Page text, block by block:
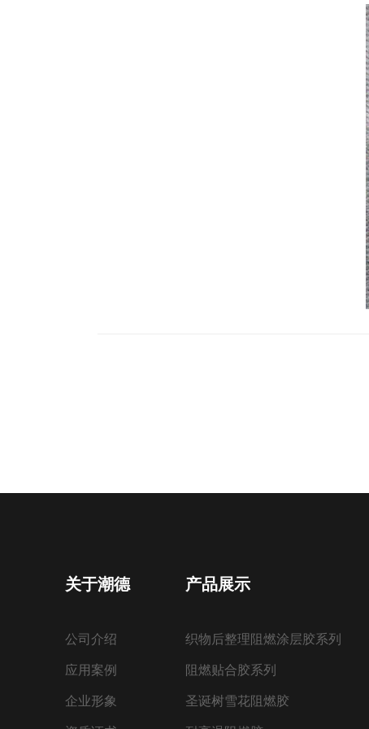
关于潮德
公司介绍
应用案例
企业形象
产品展示
织物后整理阻燃涂层胶系列
阻燃贴合胶系列
圣诞树雪花阻燃胶